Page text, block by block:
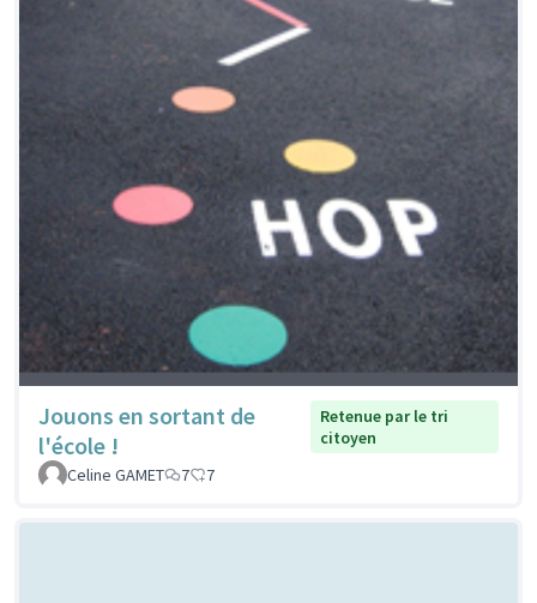
Jouons en sortant de
l'école !
Retenue par le tri
citoyen
Celine GAMET
7 7